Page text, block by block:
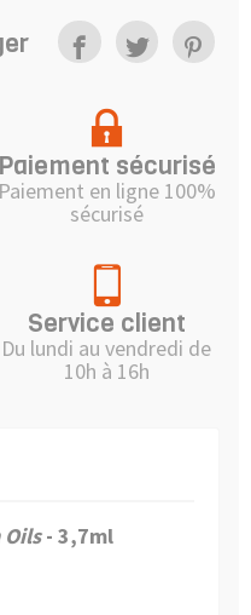
Paiement sécurisé
Paiement en ligne 100%
sécurisé
Service client
Du lundi au vendredi de
10h à 16h
Oils- 3,7ml